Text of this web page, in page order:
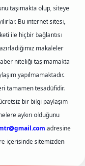
taşımakta olup, siteye
Bu internet sitesi,
ile hiçbir bağlantısı
makaleler
niteliği taşımamakta
yapılmamaktadır.
tamamen tesadüfidir.
bir bilgi paylaşım
aykırı olduğunu
adresine
içerisinde sitemizden